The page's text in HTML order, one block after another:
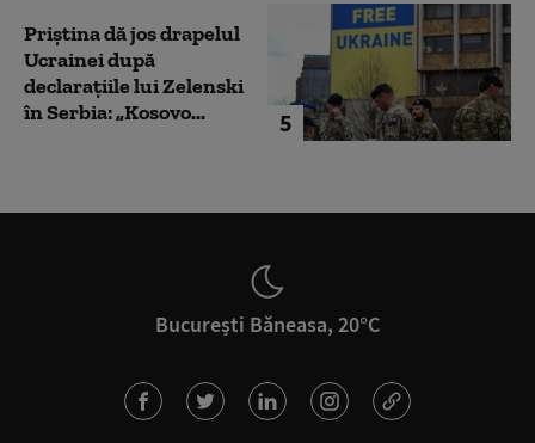
5
Priștina dă jos drapelul
Ucrainei după
declarațiile lui Zelenski
în Serbia: „Kosovo...
București Băneasa, 20°C